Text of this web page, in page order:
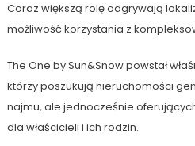
Coraz większą rolę odgrywają
możliwość korzystania z
The One by Sun&Snow powstał
którzy poszukują nieruchomości
najmu, ale jednocześnie
dla właścicieli i ich rodzin.